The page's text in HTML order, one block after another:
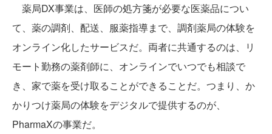
薬局DX事業は、医師の処方箋が必要な医薬品につい
て、薬の調剤、配送、服薬指導まで、調剤薬局の体験を
オンライン化したサービスだ。両者に共通するのは、リ
モート勤務の薬剤師に、オンラインでいつでも相談で
き、家で薬を受け取ることができることだ。つまり、か
かりつけ薬局の体験をデジタルで提供するのが、
PharmaXの事業だ。